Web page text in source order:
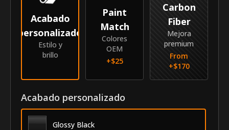
Acabado
personalizado
Estilo y
brillo
Paint
Match
Colores
OEM
+$25
Carbon
Fiber
Mejora
premium
From
+$170
Acabado personalizado
Glossy Black